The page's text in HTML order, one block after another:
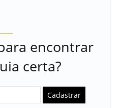
encontrar
certa?
Cadastrar